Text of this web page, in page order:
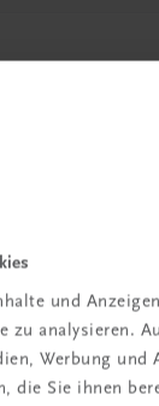
und
zu analysieren.
Werbung
die Sie ihnen
der